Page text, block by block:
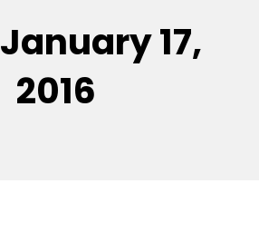
January 17,
2016